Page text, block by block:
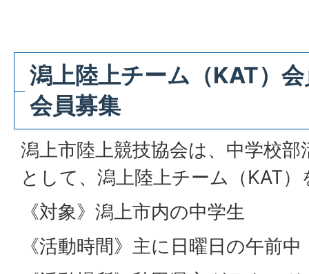
潟上陸上チーム（KAT）
会員募集
潟上市陸上競技協会は、中学校
として、潟上陸上チーム（KAT
《対象》潟上市内の中学生
《活動時間》主に日曜日の午前中